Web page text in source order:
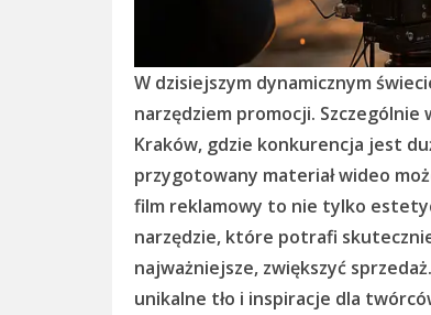
W dzisiejszym dynamicznym
narzędziem promocji. Szczególnie
Kraków, gdzie konkurencja jest
przygotowany materiał wideo
film reklamowy to nie tylko
narzędzie, które potrafi
najważniejsze, zwiększyć
unikalne tło i inspiracje dla